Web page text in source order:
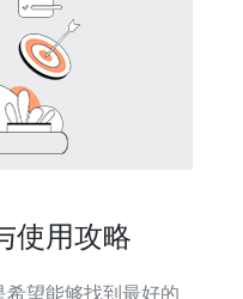
使用攻略
望能够找到最好的